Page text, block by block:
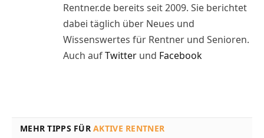
Rentner.de bereits seit 2009. Sie berichtet
dabei täglich über Neues und
Wissenswertes für Rentner und Senioren.
Auch aufTwitter und Facebook
MEHR TIPPS FÜRAKTIVE RENTNER